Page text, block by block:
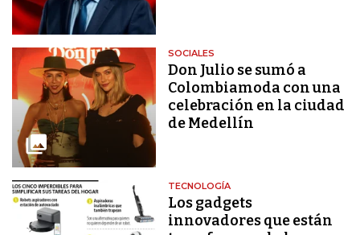
SOCIALES
Don Julio se sumó a
Colombiamoda con una
celebración en la ciudad
de Medellín
TECNOLOGÍA
Los gadgets
innovadores que están